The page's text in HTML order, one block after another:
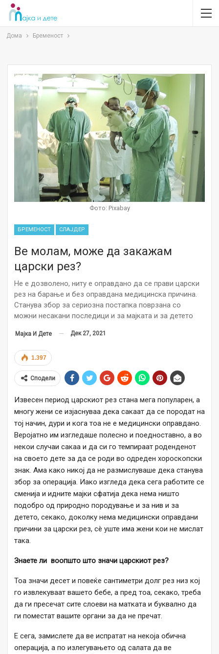
Дома Бременост
Фото: Pixabay
БРЕМЕНОСТ СЛАЈДЕР
Ве молам, може да закажам
царски рез?
Не е дозволено, ниту е оправдано да се прави царски
рез на барање и без оправдана медицинска причина.
Станува збор за сериозна постапка поврзана со
можни несакани последици и за мајката и за детето
Мајка И Дете Дек 27, 2021
1.397
Сподели
Извесен период царскиот рез стана мега популарен, a
многу жени се изјаснуваа дека сакаат да се породат на
тој начин, дури и кога тоа не е медицински оправдано.
Веројатно им изгледаше полесно и поедноставно, а во
некои случаи сакаа и да си го темпираат роденденот
на своето дете за да се роди во одреден хороскопски
знак. Ама како никој да не размислуваше дека станува
збор за операција. Иако изгледа дека сега работите се
сменија и идните мајки сфатија дека нема ништо
подобро од природно породување и за нив и за
детето, секако, доколку нема медицински оправдани
причини за царски рез, сè уште има жени кои не мислат
така.
Знаете ли воопшто што значи царскиот рез?
Тоа значи десет и повеќе сантиметри долг рез низ кој
го извлекуваат вашето бебе, а пред тоа, секако, треба
да ги пресечат сите слоеви на матката и буквално да
ги поместат вашите органи за да не пречат.
Е сега, замислете да ве испратат на некоја обична
операција, а по излегувањето од салата да ве